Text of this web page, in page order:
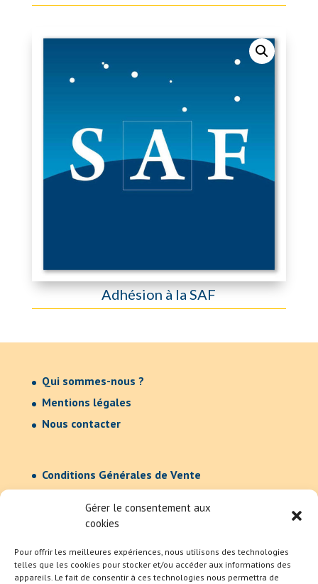
Gérer le consentement aux
cookies
Pour offrir les meilleures expériences, nous utilisons des technologies
telles que les cookies pour stocker et/ou accéder aux informations des
appareils. Le fait de consentir à ces technologies nous permettra de
Adhésion à la SAF
Qui sommes-nous ?
Mentions légales
Nous contacter
Conditions Générales de Vente